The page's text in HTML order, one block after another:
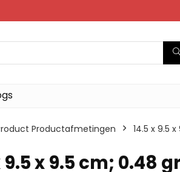
Productafmetingen ‎14.5 x 9.5
9.5 x 9.5 cm; 0.48